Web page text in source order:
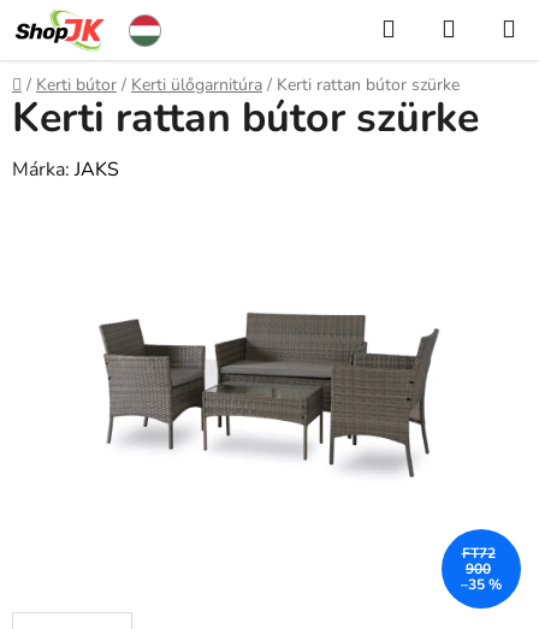
Ugrás
fő
tartalomhoz
KeresésKOSÁR
Kezdőlap
/ Kerti bútor / Kerti ülőgarnitúra / Kerti rattan bútor szürke
Kerti rattan bútor szürke
Márka:JAKS
FT72
900
–35 %